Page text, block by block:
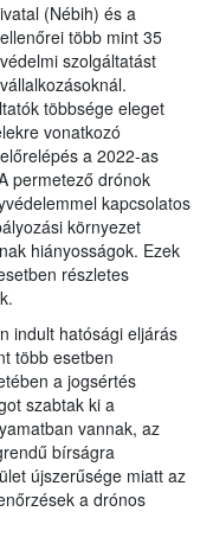
(Nébih) és a
több mint 35
szolgáltatást
többsége eleget
vonatkozó
a 2022-as
permetező drónok
kapcsolatos
környezet
hiányosságok. Ezek
részletes
indult hatósági eljárás
több esetben
a jogsértés
szabtak ki a
vannak, az
bírságra
újszerűsége miatt az
a drónos